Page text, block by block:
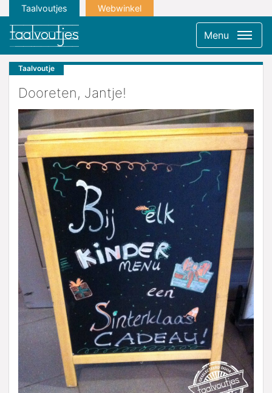
Taalvoutjes Webwinkel
Menu
Taalvoutje
Dooreten, Jantje!